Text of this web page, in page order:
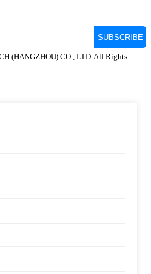
(HANGZHOU) CO., LTD. All Rights